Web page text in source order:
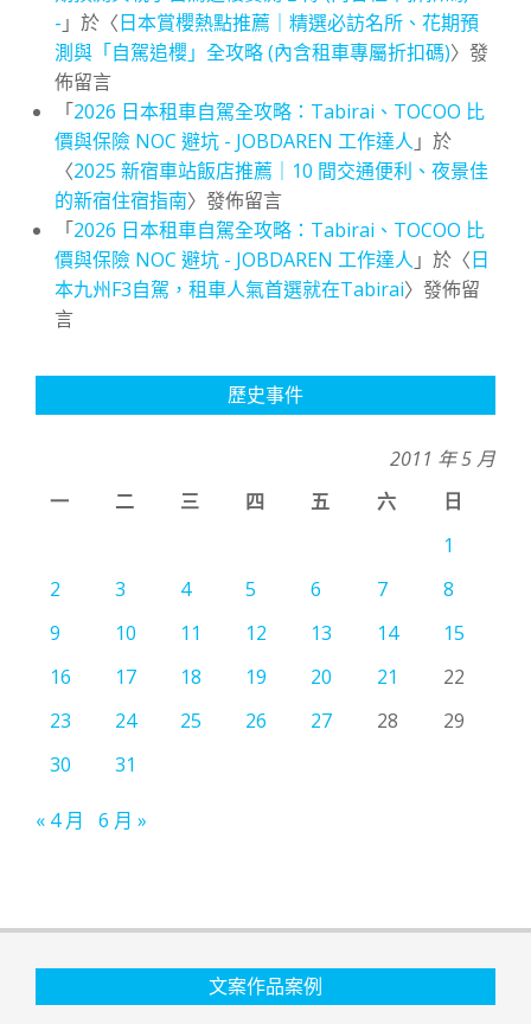
- 」於〈日本賞櫻熱點推薦｜精選必訪名所、花期預
測與「自駕追櫻」全攻略 (內含租車專屬折扣碼)〉發
佈留言
「2026 日本租車自駕全攻略：Tabirai、TOCOO 比
價與保險 NOC 避坑 - JOBDAREN 工作達人 」於
〈2025 新宿車站飯店推薦｜10 間交通便利、夜景佳
的新宿住宿指南〉發佈留言
「2026 日本租車自駕全攻略：Tabirai、TOCOO 比
價與保險 NOC 避坑 - JOBDAREN 工作達人 」於〈日
本九州F3自駕，租車人氣首選就在Tabirai〉發佈留
言
歷史事件
2011 年 5 月
一
二 三 四 五 六
日
1
2
3 4 5 6 7
8
9
10 11 12 13 14
15
16
17 18 19 20 21
22
23
24 25 26 27 28
29
30
31
« 4 月 6 月 »
文案作品案例